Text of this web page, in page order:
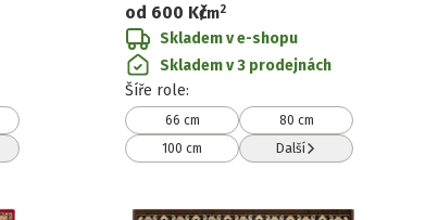
od 600 Kč
/m2
Skladem v e-shopu
Skladem v 3 prodejnách
Šíře role:
66 cm
80 cm
100 cm
Další